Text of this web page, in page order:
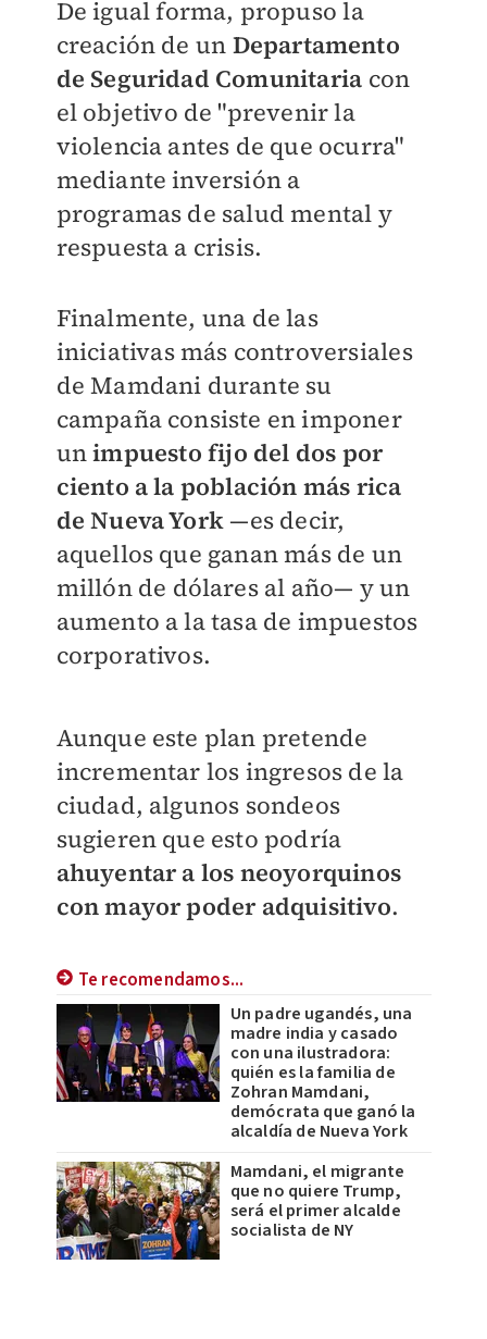
De igual forma, propuso la
creación de un Departamento
de Seguridad Comunitaria con
el objetivo de "prevenir la
violencia antes de que ocurra"
mediante inversión a
programas de salud mental y
respuesta a crisis.
Finalmente, una de las
iniciativas más controversiales
de Mamdani durante su
campaña consiste en imponer
unimpuesto fijo del dos por
ciento a la población más rica
de Nueva York—es decir,
aquellos que ganan más de un
millón de dólares al año— y un
aumento a la tasa de impuestos
corporativos.
Aunque este plan pretende
incrementar los ingresos de la
ciudad, algunos sondeos
sugieren que esto podría
ahuyentar a los neoyorquinos
con mayor poder adquisitivo.
Te recomendamos...
Un padre ugandés, una
madre india y casado
con una ilustradora:
quién es la familia de
Zohran Mamdani,
demócrata que ganó la
alcaldía de Nueva York
Mamdani, el migrante
que no quiere Trump,
será el primer alcalde
socialista de NY